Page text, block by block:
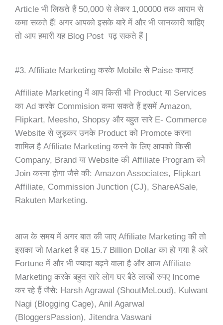
Article भी लिखते हैं 50,000 से लेकर 1,00000 तक आराम से
कमा सकते हैं! अगर आपको इसके बारे में और भी जानकारी चाहिए
तो आप हमारी यह Blog Post पढ़ सकते हैं |
#3. Affiliate Marketing करके Mobile से Paise कमाए!
Affiliate Marketing में आप किसी भी Product या Services
का Ad करके Commision कमा सकते हैं इसमें Amazon,
Flipkart, Meesho, Shopsy और बहुत सारे E- Commerce
Website से जुड़कर उनके Product को Promote करना
शामिल है Affiliate Marketing करने के लिए आपको किसी
Company, Brand या Website की Affiliate Program को
Join करना होगा जैसे की: Amazon Associates, Flipkart
Affiliate, Commission Junction (CJ), ShareASale,
Rakuten Marketing.
आज के समय में अगर बात की जाए Affiliate Marketing की तो
इसका जो Market है वह 15.7 Billion Dollar का हो गया है अरे
Fortune में और भी ज्यादा बढ़ने वाला है और आज Affiliate
Marketing करके बहुत सारे लोग घर बैठे लाखों रुपए Income
कर रहे हैं जैसे: Harsh Agrawal (ShoutMeLoud), Kulwant
Nagi (Blogging Cage), Anil Agarwal
(BloggersPassion), Jitendra Vaswani